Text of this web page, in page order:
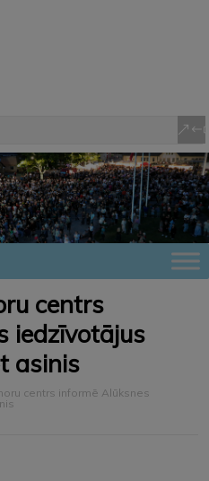
centrs
iedzīvotājus
asinis
centrs informē Alūksnes